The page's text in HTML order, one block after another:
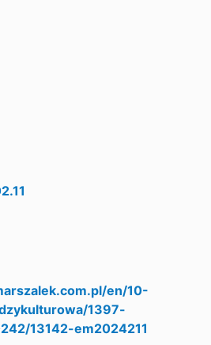
en/10-
1397-
13142-em2024211